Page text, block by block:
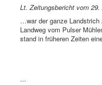
Lt. Zeitungsbericht vom
…war der ganze Landstrich
Landweg vom Pulser
stand in früheren Zeiten
...